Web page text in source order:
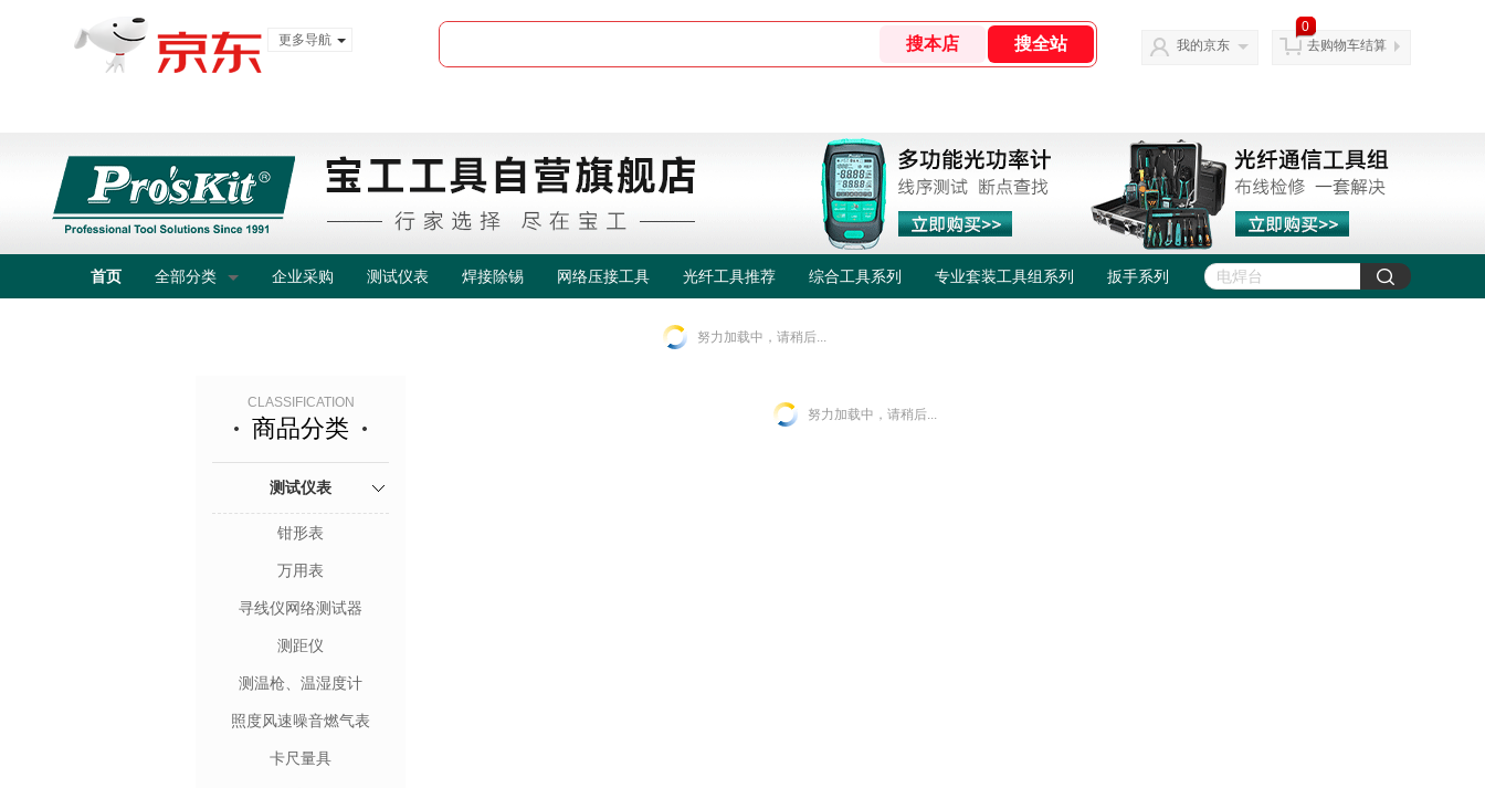
更多导航
我的京东
0
去购物车结算
首页 全部分类 企业采购 测试仪表 焊接除锡 网络压接工具 光纤工具推荐 综合工具系列 专业套装工具组系列 扳手系列
努力加载中，请稍后...
CLASSIFICATION
商品分类
测试仪表
钳形表
万用表
寻线仪网络测试器
测距仪
测温枪、温湿度计
照度风速噪音燃气表
卡尺量具
努力加载中，请稍后...